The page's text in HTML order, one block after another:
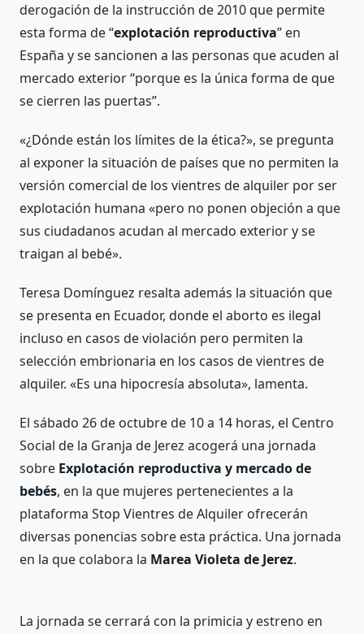
derogación de la instrucción de 2010 que permite
esta forma de “explotación reproductiva” en
España y se sancionen a las personas que acuden al
mercado exterior “porque es la única forma de que
se cierren las puertas”.
«¿Dónde están los límites de la ética?», se pregunta
al exponer la situación de países que no permiten la
versión comercial de los vientres de alquiler por ser
explotación humana «pero no ponen objeción a que
sus ciudadanos acudan al mercado exterior y se
traigan al bebé».
Teresa Domínguez resalta además la situación que
se presenta en Ecuador, donde el aborto es ilegal
incluso en casos de violación pero permiten la
selección embrionaria en los casos de vientres de
alquiler. «Es una hipocresía absoluta», lamenta.
El sábado 26 de octubre de 10 a 14 horas, el Centro
Social de la Granja de Jerez acogerá una jornada
sobre Explotación reproductiva y mercado de
bebés, en la que mujeres pertenecientes a la
plataforma Stop Vientres de Alquiler ofrecerán
diversas ponencias sobre esta práctica. Una jornada
en la que colabora la Marea Violeta de Jerez.
La jornada se cerrará con la primicia y estreno en